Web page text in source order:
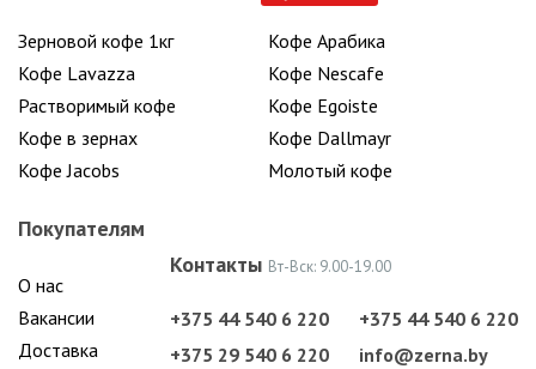
Зерновой кофе 1кг
Кофе Арабика
Кофе Lavazza
Кофе Nescafe
Растворимый кофе
Кофе Egoiste
Кофе в зернах
Кофе Dallmayr
Кофе Jacobs
Молотый кофе
Покупателям
О нас
Вакансии
Доставка
Контакты Вт-Вск: 9.00-19.00
+375 44 540 6 220
+375 29 540 6 220
+375 44 540 6 220
info@zerna.by